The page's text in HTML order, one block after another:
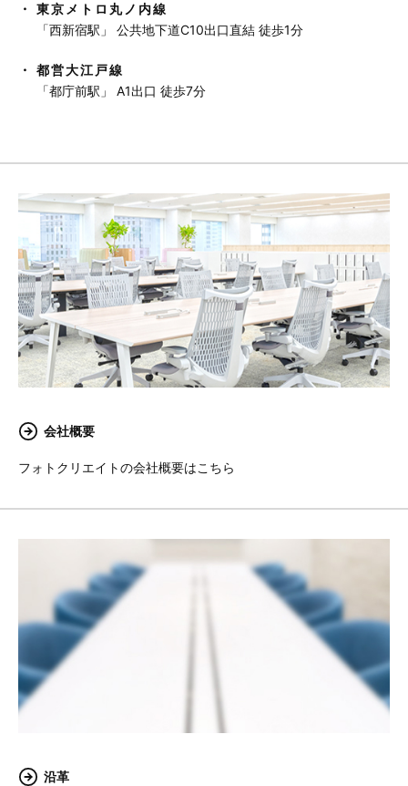
東京メトロ丸ノ内線
「西新宿駅」 公共地下道C10出口直結 徒歩1分
都営大江戸線
「都庁前駅」 A1出口 徒歩7分
会社概要
フォトクリエイトの会社概要はこちら
沿革